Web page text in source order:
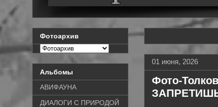
01 июня, 2026
Фото-
ЗАПРЕТИШЬ
Фотоархив
Альбомы
АВИФАУНА
ДИАЛОГИ С ПРИРОДОЙ